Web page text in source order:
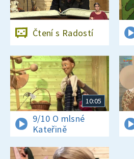
Čtení s Radostí
10:05
9/10 O mlsné
Kateřině